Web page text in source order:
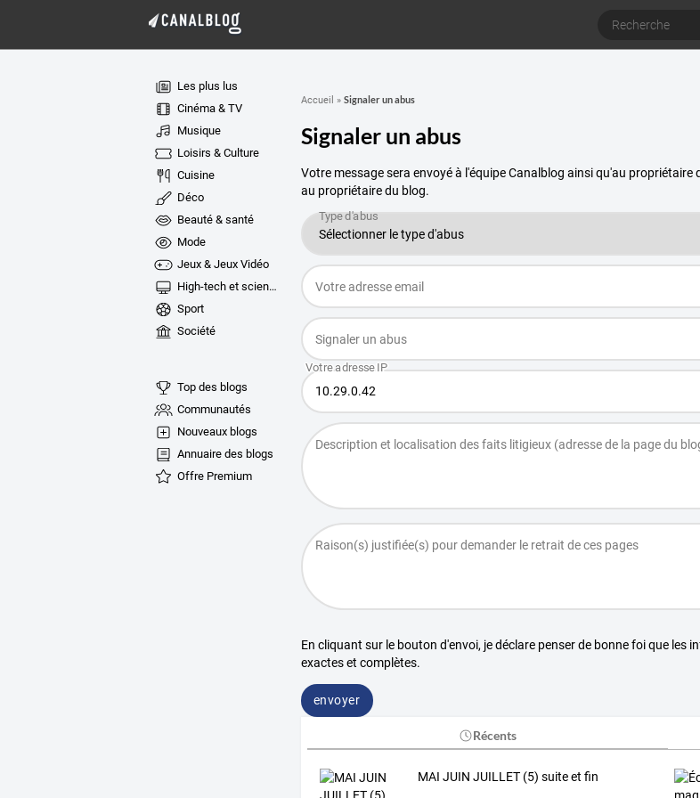
Les plus lus
Cinéma & TV
Musique
Loisirs & Culture
Cuisine
Déco
Beauté & santé
Mode
Jeux & Jeux Vidéo
High-tech et sciences
Sport
Société
Top des blogs
Communautés
Nouveaux blogs
Annuaire des blogs
Offre Premium
Accueil » Signaler un abus
Signaler un abus
Votre message sera envoyé à l'équipe Canalblog ainsi qu'au
au propriétaire du blog.
En cliquant sur le bouton d'envoi, je déclare penser de bonne foi que
exactes et complètes.
envoyer
Récents
MAI JUIN JUILLET (5) suite et fin